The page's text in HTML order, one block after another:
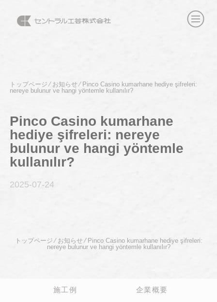
トップページ⁄ お知らせ⁄ Pinco Casino kumarhane hediye şifreleri:
nereye bulunur ve hangi yöntemle kullanılır?
Pinco Casino kumarhane
hediye şifreleri: nereye
bulunur ve hangi yöntemle
kullanılır?
2025-07-24
トップページ ⁄ お知らせ⁄ Pinco Casino kumarhane hediye şifreleri:
nereye bulunur ve hangi yöntemle kullanılır?
施工例 企業概要